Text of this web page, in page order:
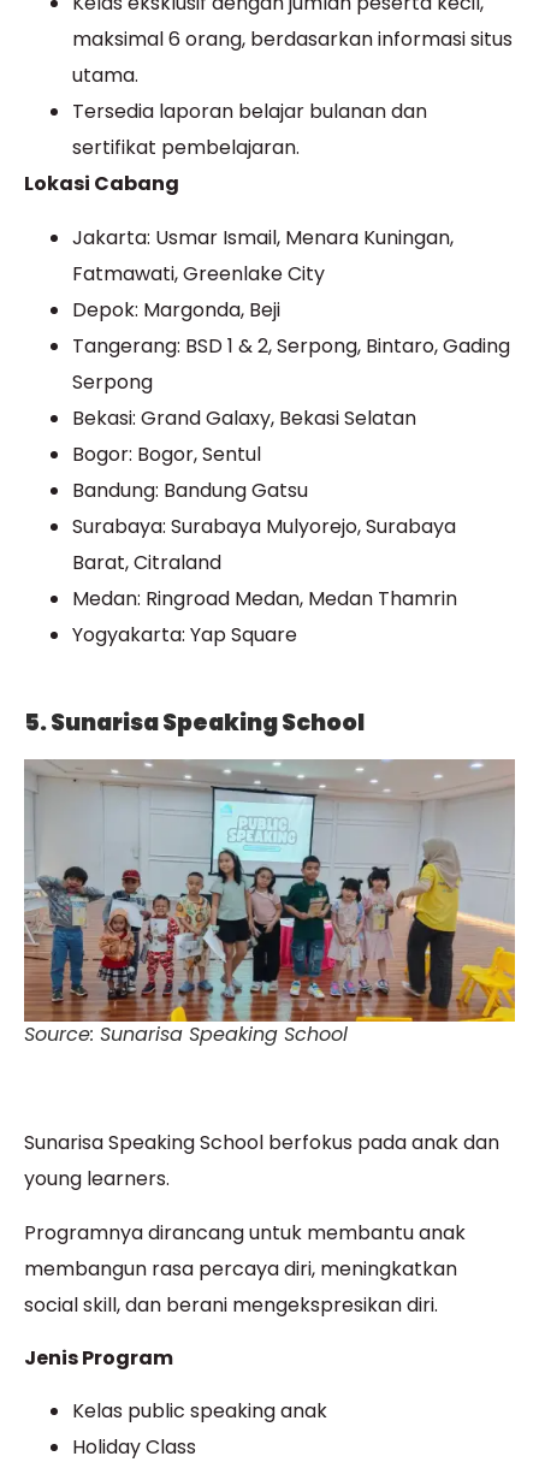
maksimal 6 orang, berdasarkan informasi situs
utama.
Tersedia laporan belajar bulanan dan
sertifikat pembelajaran.
Lokasi Cabang
Jakarta: Usmar Ismail, Menara Kuningan,
Fatmawati, Greenlake City
Depok: Margonda, Beji
Tangerang: BSD 1 & 2, Serpong, Bintaro, Gading
Serpong
Bekasi: Grand Galaxy, Bekasi Selatan
Bogor: Bogor, Sentul
Bandung: Bandung Gatsu
Surabaya: Surabaya Mulyorejo, Surabaya
Barat, Citraland
Medan: Ringroad Medan, Medan Thamrin
Yogyakarta: Yap Square
5. Sunarisa Speaking School
Source: Sunarisa Speaking School
Sunarisa Speaking School berfokus pada anak dan
young learners.
Programnya dirancang untuk membantu anak
membangun rasa percaya diri, meningkatkan
social skill, dan berani mengekspresikan diri.
Jenis Program
Kelas public speaking anak
Holiday Class